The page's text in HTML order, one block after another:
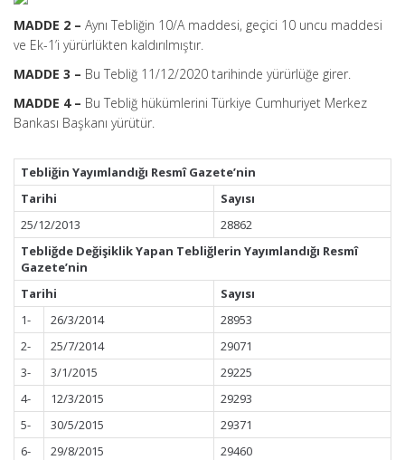
MADDE 2 – Aynı Tebliğin 10/A maddesi, geçici 10 uncu maddesi
ve Ek-1’i yürürlükten kaldırılmıştır.
MADDE 3 – Bu Tebliğ 11/12/2020 tarihinde yürürlüğe girer.
MADDE 4 – Bu Tebliğ hükümlerini Türkiye Cumhuriyet Merkez
Bankası Başkanı yürütür.
Tebliğin Yayımlandığı Resmî Gazete’nin
Tarihi
Sayısı
25/12/2013
28862
Tebliğde Değişiklik Yapan Tebliğlerin Yayımlandığı Resmî
Gazete’nin
Tarihi
Sayısı
1-
26/3/2014
28953
2-
25/7/2014
29071
3-
3/1/2015
29225
4-
12/3/2015
29293
5-
30/5/2015
29371
6-
29/8/2015
29460